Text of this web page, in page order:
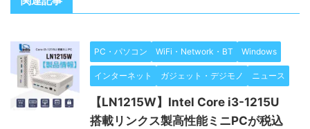
PC・パソコン WiFi・Network・BT Windows
インターネット ガジェット・デジモノ ニュース
【LN1215W】Intel Core i3-1215U
搭載リンクス製高性能ミニPCが税込